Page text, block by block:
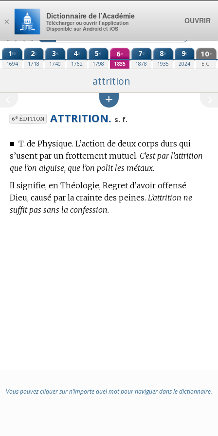
Aller au contenu
1re
1694
2e
1718
3e
1740
4e
1762
5e
1798
6e
1835
7e
1878
8e
1935
9e
2024
10e
E.C.
attrition
6eÉDITION ATTRITION. s. f.
■ T. de Physique. L’action de deux corps durs qui
s’usent par un frottement mutuel. C’est par l’attrition
que l’on aiguise, que l’on polit les métaux.
Il signifie, en Théologie, Regret d’avoir offensé
Dieu, causé par la crainte des peines. L’attrition ne
suffit pas sans la confession.
Vous pouvez cliquer sur n’importe quel mot pour naviguer dans le dictionnaire.
×
Dictionnaire de l’Académie
Télécharger ou ouvrir l’application
Disponible sur Android et iOS
OUVRIR